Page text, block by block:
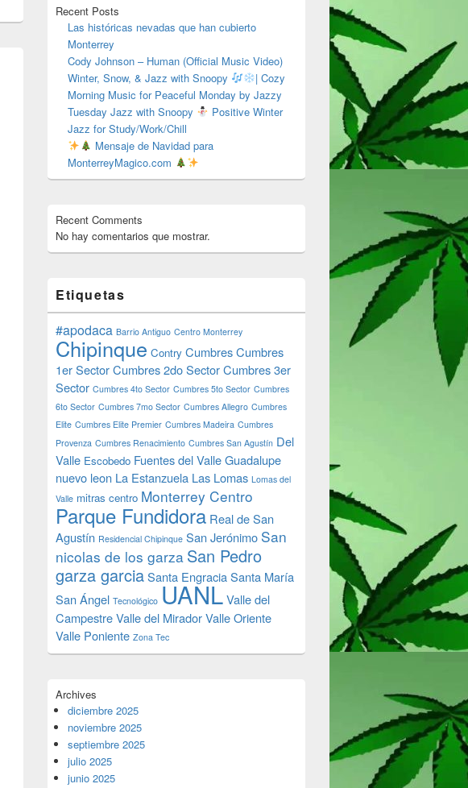
Recent Posts
Las históricas nevadas que han cubierto
Monterrey
Cody Johnson – Human (Official Music Video)
Winter, Snow, & Jazz with Snoopy
| Cozy
Morning Music for Peaceful Monday by Jazzy
Tuesday Jazz with Snoopy
Positive Winter
Jazz for Study/Work/Chill
Mensaje de Navidad para
MonterreyMagico.com
Recent Comments
No hay comentarios que mostrar.
Etiquetas
#apodaca Barrio Antiguo Centro Monterrey
Chipinque Contry CumbresCumbres
1er SectorCumbres 2do SectorCumbres 3er
Sector Cumbres 4to Sector Cumbres 5to Sector Cumbres
6to Sector Cumbres 7mo Sector Cumbres Allegro Cumbres
Elite Cumbres Elite Premier Cumbres Madeira Cumbres
Provenza Cumbres Renacimiento Cumbres San Agustín Del
Valle Escobedo Fuentes del ValleGuadalupe
nuevo leon La Estanzuela Las Lomas Lomas del
Valle mitras centro Monterrey Centro
Parque Fundidora Real de San
Agustín Residencial Chipinque San Jerónimo San
nicolas de los garza San Pedro
garza garciaSanta EngraciaSanta María
San Ángel Tecnológico UANLValle del
CampestreValle del MiradorValle Oriente
Valle Poniente Zona Tec
Archives
diciembre 2025
noviembre 2025
septiembre 2025
julio 2025
junio 2025